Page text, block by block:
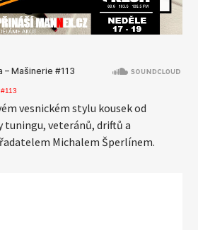
vesnickém stylu kousek od
tuningu, veteránů, driftů a
Michalem Šperlínem.